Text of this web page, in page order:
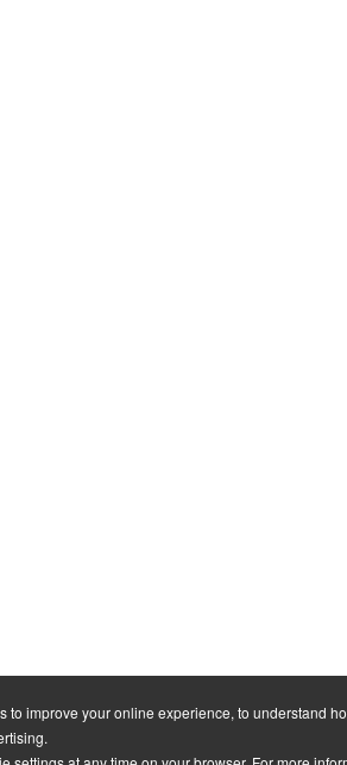
to improve your online experience, to understand